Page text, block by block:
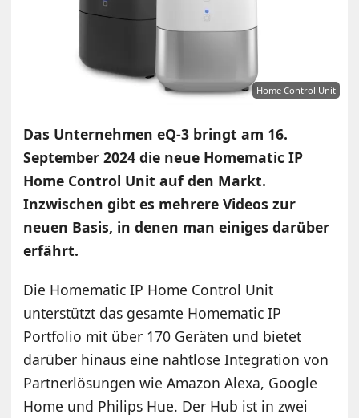
Home Control Unit
Das Unternehmen eQ-3 bringt am 16.
September 2024 die neue Homematic IP
Home Control Unit auf den Markt.
Inzwischen gibt es mehrere Videos zur
neuen Basis, in denen man einiges darüber
erfährt.
Die Homematic IP Home Control Unit
unterstützt das gesamte Homematic IP
Portfolio mit über 170 Geräten und bietet
darüber hinaus eine nahtlose Integration von
Partnerlösungen wie Amazon Alexa, Google
Home und Philips Hue. Der Hub ist in zwei